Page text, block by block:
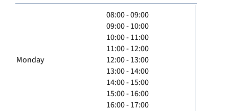
Monday
08:00 - 09:00
09:00 - 10:00
10:00 - 11:00
11:00 - 12:00
12:00 - 13:00
13:00 - 14:00
14:00 - 15:00
15:00 - 16:00
16:00 - 17:00